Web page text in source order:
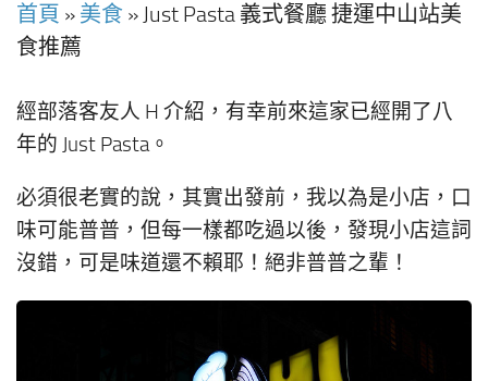
首頁 » 美食 » Just Pasta 義式餐廳 捷運中山站美
食推薦
經部落客友人 H 介紹，有幸前來這家已經開了八
年的 Just Pasta。
必須很老實的說，其實出發前，我以為是小店，口
味可能普普，但每一樣都吃過以後，發現小店這詞
沒錯，可是味道還不賴耶！絕非普普之輩！